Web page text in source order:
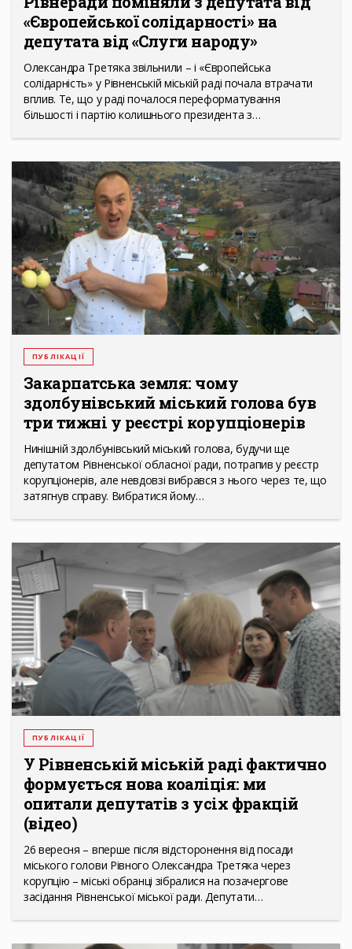
«Європейської солідарності» на
депутата від «Слуги народу»
Олександра Третяка звільнили – і «Європейська
солідарність» у Рівненській міській раді почала втрачати
вплив. Те, що у раді почалося переформатування
більшості і партію колишнього президента з…
ПУБЛІКАЦІЇ
Закарпатська земля: чому
здолбунівський міський голова був
три тижні у реєстрі корупціонерів
Нинішній здолбунівський міський голова, будучи ще
депутатом Рівненської обласної ради, потрапив у реєстр
корупціонерів, але невдовзі вибрався з нього через те, що
затягнув справу. Вибратися йому…
ПУБЛІКАЦІЇ
У Рівненській міській раді фактично
формується нова коаліція: ми
опитали депутатів з усіх фракцій
(відео)
26 вересня – вперше після відсторонення від посади
міського голови Рівного Олександра Третяка через
корупцію – міські обранці зібралися на позачергове
засідання Рівненської міської ради. Депутати…